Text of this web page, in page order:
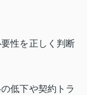
性を正しく判断
低下や契約トラ